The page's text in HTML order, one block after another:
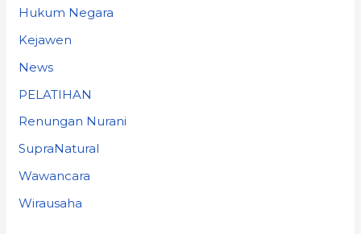
Hukum Negara
Kejawen
News
PELATIHAN
Renungan Nurani
SupraNatural
Wawancara
Wirausaha